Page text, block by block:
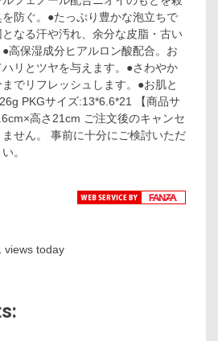
防ぐ。●たっぷり豊かな泡立ちで
なる汗や汚れ、余分な皮脂・古い
高保湿成分ヒアルロン酸配合。お
リとツヤを与えます。●さわやか
でリフレッシュします。●お肌と
PKGサイズ:13*6.6*21 【商品サ
高さ21cm ご注文後のキャンセ
せん。 事前に十分にご検討いただ
。
views today